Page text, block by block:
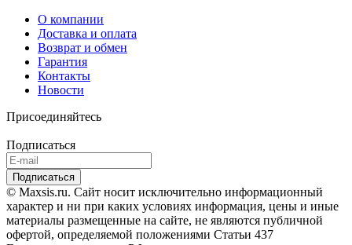
О компании
Доставка и оплата
Возврат и обмен
Гарантия
Контакты
Новости
Присоединяйтесь
Подписаться
© Maxsis.ru. Сайт носит исключительно информационный
характер и ни при каких условиях информация, цены и иные
материалы размещенные на сайте, не являются публичной
офертой, определяемой положениями Статьи 437